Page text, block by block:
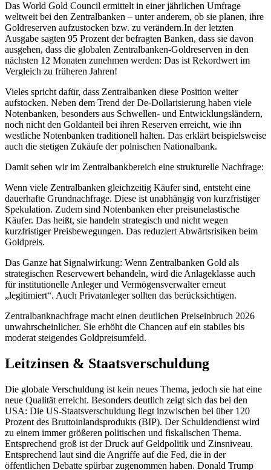
Das World Gold Council ermittelt in einer jährlichen Umfrage
weltweit bei den Zentralbanken – unter anderem, ob sie planen, ihre
Goldreserven aufzustocken bzw. zu verändern.In der letzten
Ausgabe sagten 95 Prozent der befragten Banken, dass sie davon
ausgehen, dass die globalen Zentralbanken-Goldreserven in den
nächsten 12 Monaten zunehmen werden: Das ist Rekordwert im
Vergleich zu früheren Jahren!
Vieles spricht dafür, dass Zentralbanken diese Position weiter
aufstocken. Neben dem Trend der De-Dollarisierung haben viele
Notenbanken, besonders aus Schwellen- und Entwicklungsländern,
noch nicht den Goldanteil bei ihren Reserven erreicht, wie ihn
westliche Notenbanken traditionell halten. Das erklärt beispielsweise
auch die stetigen Zukäufe der polnischen Nationalbank.
Damit sehen wir im Zentralbankbereich eine strukturelle Nachfrage:
Wenn viele Zentralbanken gleichzeitig Käufer sind, entsteht eine
dauerhafte Grundnachfrage. Diese ist unabhängig von kurzfristiger
Spekulation. Zudem sind Notenbanken eher preisunelastische
Käufer. Das heißt, sie handeln strategisch und nicht wegen
kurzfristiger Preisbewegungen. Das reduziert Abwärtsrisiken beim
Goldpreis.
Das Ganze hat Signalwirkung: Wenn Zentralbanken Gold als
strategischen Reservewert behandeln, wird die Anlageklasse auch
für institutionelle Anleger und Vermögensverwalter erneut
„legitimiert“. Auch Privatanleger sollten das berücksichtigen.
Zentralbanknachfrage macht einen deutlichen Preiseinbruch 2026
unwahrscheinlicher. Sie erhöht die Chancen auf ein stabiles bis
moderat steigendes Goldpreisumfeld.
Leitzinsen & Staatsverschuldung
Die globale Verschuldung ist kein neues Thema, jedoch sie hat eine
neue Qualität erreicht. Besonders deutlich zeigt sich das bei den
USA: Die US-Staatsverschuldung liegt inzwischen bei über 120
Prozent des Bruttoinlandsprodukts (BIP). Der Schuldendienst wird
zu einem immer größeren politischen und fiskalischen Thema.
Entsprechend groß ist der Druck auf Geldpolitik und Zinsniveau.
Entsprechend laut sind die Angriffe auf die Fed, die in der
öffentlichen Debatte spürbar zugenommen haben. Donald Trump